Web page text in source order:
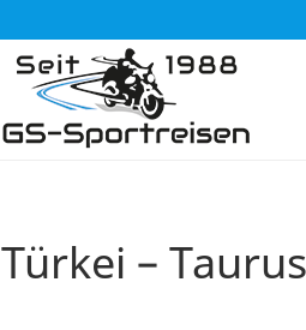
Türkei –